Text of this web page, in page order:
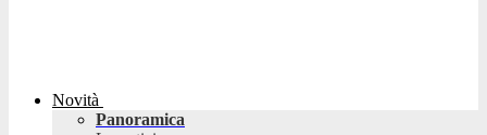
Novità
Panoramica